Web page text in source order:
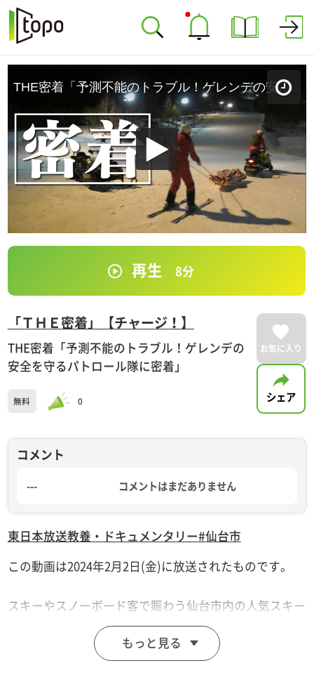
THE密着「予測不能のトラブル！ゲレンデの安全を守るパトロール隊に密着」
再生 8分
「ＴＨＥ密着」【チャージ！】
THE密着「予測不能のトラブル！ゲレンデの
安全を守るパトロール隊に密着」
無料 0
お気に入り
シェア
コメント
--- コメントはまだありません
東日本放送教養・ドキュメンタリー#仙台市
この動画は2024年2月2日(金)に放送されたものです。
スキーやスノーボード客で賑わう仙台市内の人気スキー
怪我や外国人トラブルなど予測不能な事態が連発するな
もっと見る